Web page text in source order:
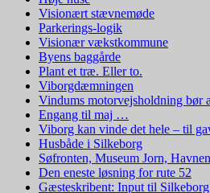
Visionært stævnemøde
Parkerings-logik
Visionær vækstkommune
Byens baggårde
Plant et træ. Eller to.
Viborgdæmningen
Vindums motorvejsholdning bør
Engang til maj …
Viborg kan vinde det hele – til
Husbåde i Silkeborg
Søfronten, Museum Jorn,
Den eneste løsning for rute 52
Gæsteskribent: Input til